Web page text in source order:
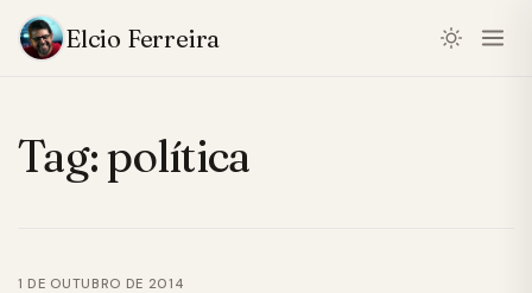
Elcio Ferreira
Tag:política
1 DE OUTUBRO DE 2014